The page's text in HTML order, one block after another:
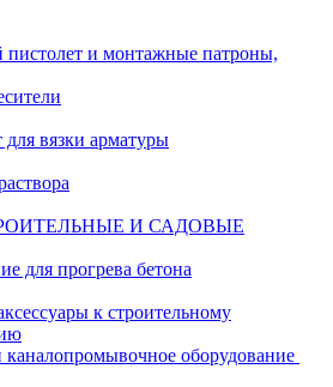
и монтажные патроны,
вязки арматуры
И САДОВЫЕ
для прогрева бетона
к строительному
каналопромывочное оборудование